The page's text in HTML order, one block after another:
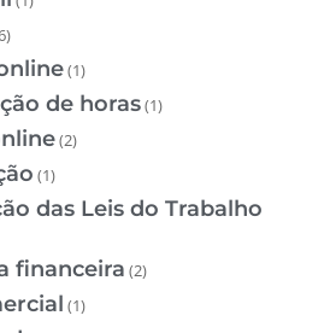
(1)
de horas(1)
(2)
(1)
das Leis do Trabalho
financeira (2)
(1)